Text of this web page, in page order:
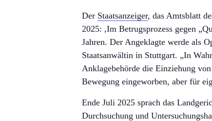
Der Staatsanzeiger, das Amtsblatt
2025: ,Im Betrugsprozess gegen
Jahren. Der Angeklagte werde als
Staatsanwältin in Stuttgart. „In
Anklagebehörde die Einziehung
Bewegung eingeworben, aber für
Ende Juli 2025 sprach das
Durchsuchung und